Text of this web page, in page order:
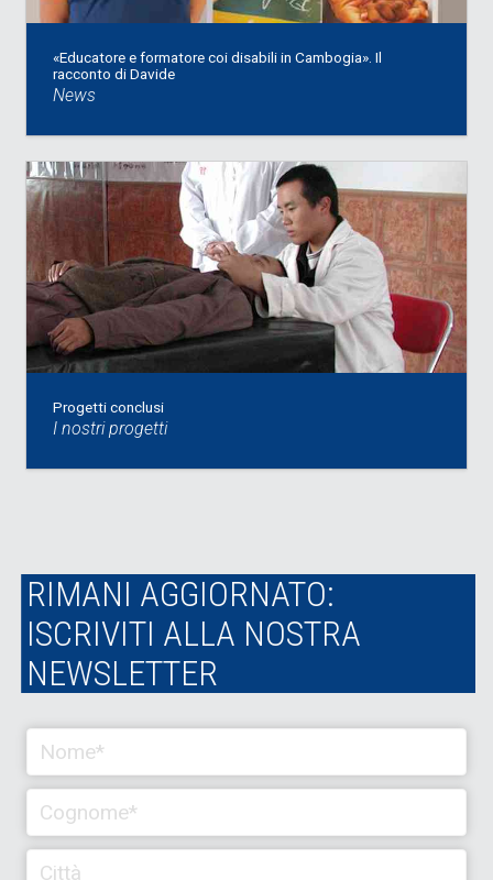
«Educatore e formatore coi disabili in Cambogia». Il
racconto di Davide
News
Progetti conclusi
I nostri progetti
RIMANI AGGIORNATO:
ISCRIVITI ALLA NOSTRA
NEWSLETTER